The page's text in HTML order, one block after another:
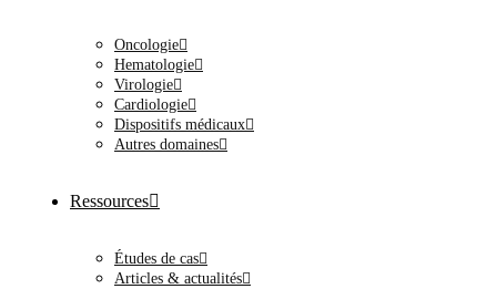
Oncologie
Hematologie
Virologie
Cardiologie
Dispositifs médicaux
Autres domaines
Ressources
Études de cas
Articles & actualités